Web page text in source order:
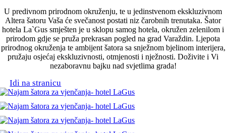
U predivnom prirodnom okruženju, te u jedinstvenom ekskluzivnom
Altera šatoru Vaša će svečanost postati niz čarobnih trenutaka. Šator
hotela La`Gus smješten je u sklopu samog hotela, okružen zelenilom i
prirodom gdje se pruža prekrasan pogled na grad Varaždin. Ljepota
prirodnog okruženja te ambijent šatora sa snježnom bjelinom interijera,
pružaju osjećaj ekskluzivnosti, otmjenosti i nježnosti. Doživite i Vi
nezaboravnu bajku nad svjetlima grada!
Idi na stranicu